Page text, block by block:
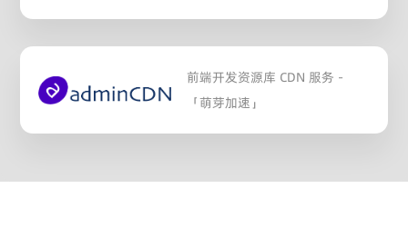
前端开发资源库 CDN 服务 -
「萌芽加速」